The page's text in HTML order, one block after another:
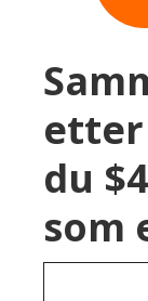
du
som